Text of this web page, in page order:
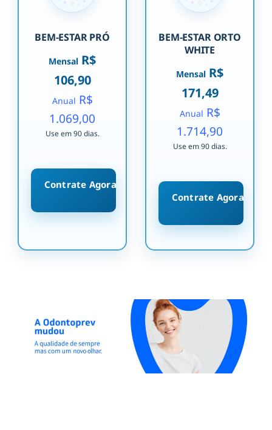
BEM-ESTAR PRÓ
Mensal R$
106,90
Anual R$
1.069,00
Use em 90 dias.
Contrate Agora
BEM-ESTAR ORTO
WHITE
Mensal R$
171,49
Anual R$
1.714,90
Use em 90 dias.
Contrate Agora